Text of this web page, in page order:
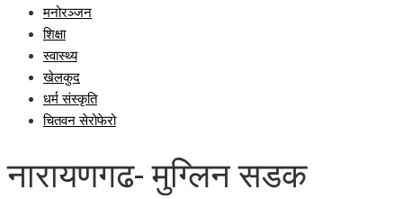
मनोरञ्जन
शिक्षा
स्वास्थ्य
खेलकुद
धर्म संस्कृति
चितवन सेरोफेरो
नारायणगढ- मुग्लिन सडक